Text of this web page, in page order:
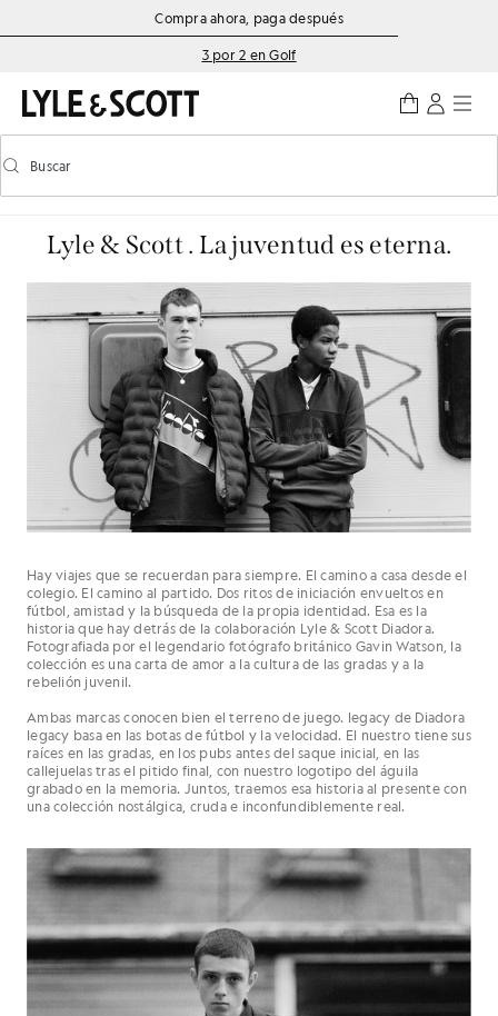
Saltar al contenido principal
Información de accesibilidadCompra ahora, paga después
3 por 2 en Golf
Activar/desactivar la búsqueda predictiva
Buscar
Lyle & Scott . La juventud es eterna.
Hay viajes que se recuerdan para siempre. El camino a casa desde el
colegio. El camino al partido. Dos ritos de iniciación envueltos en
fútbol, amistad y la búsqueda de la propia identidad. Esa es la
historia que hay detrás de la colaboración Lyle & Scott Diadora.
Fotografiada por el legendario fotógrafo británico Gavin Watson, la
colección es una carta de amor a la cultura de las gradas y a la
rebelión juvenil.
Ambas marcas conocen bien el terreno de juego. legacy de Diadora
legacy basa en las botas de fútbol y la velocidad. El nuestro tiene sus
raíces en las gradas, en los pubs antes del saque inicial, en las
callejuelas tras el pitido final, con nuestro logotipo del águila
grabado en la memoria. Juntos, traemos esa historia al presente con
una colección nostálgica, cruda e inconfundiblemente real.